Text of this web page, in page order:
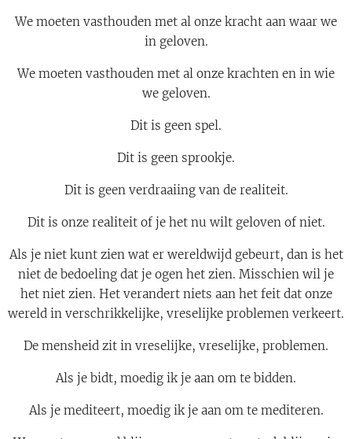
We moeten vasthouden met al onze kracht aan waar we
in geloven.
We moeten vasthouden met al onze krachten en in wie
we geloven.
Dit is geen spel.
Dit is geen sprookje.
Dit is geen verdraaiing van de realiteit.
Dit is onze realiteit of je het nu wilt geloven of niet.
Als je niet kunt zien wat er wereldwijd gebeurt, dan is het
niet de bedoeling dat je ogen het zien. Misschien wil je
het niet zien. Het verandert niets aan het feit dat onze
wereld in verschrikkelijke, vreselijke problemen verkeert.
De mensheid zit in vreselijke, vreselijke, problemen.
Als je bidt, moedig ik je aan om te bidden.
Als je mediteert, moedig ik je aan om te mediteren.